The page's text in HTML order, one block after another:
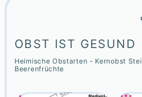
OBST IST GESUND
Heimische Obstarten - Kernobst
Beerenfrüchte